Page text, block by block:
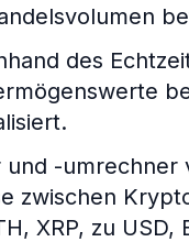
des
-umrechner
zwischen
XRP, zu USD,